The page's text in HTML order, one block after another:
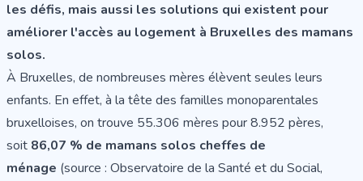
les défis, mais aussi les solutions qui existent pour
améliorer l'accès au logement à Bruxelles des mamans
solos.
À Bruxelles, de nombreuses mères élèvent seules leurs
enfants. En effet, à la tête des familles monoparentales
bruxelloises, on trouve 55.306 mères pour 8.952 pères,
soit 86,07 % de mamans solos cheffes de
ménage (source : Observatoire de la Santé et du Social,